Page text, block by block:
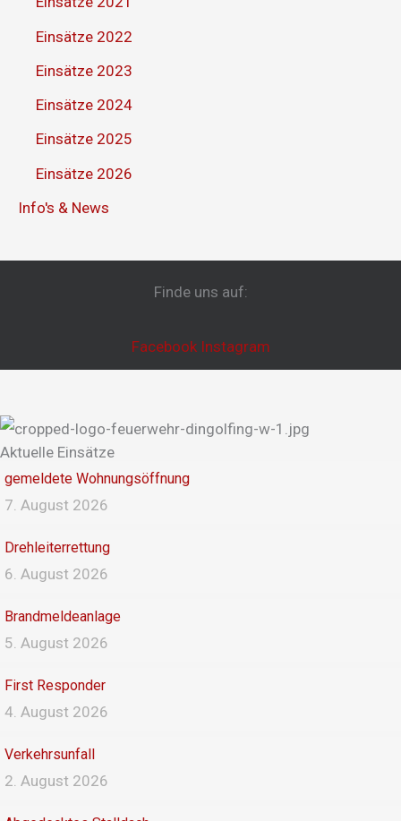
Einsätze 2022
Einsätze 2023
Einsätze 2024
Einsätze 2025
Einsätze 2026
Info's & News
Finde uns auf:
Facebook Instagram
Aktuelle Einsätze
gemeldete Wohnungsöffnung
7. August 2026
Drehleiterrettung
6. August 2026
Brandmeldeanlage
5. August 2026
First Responder
4. August 2026
Verkehrsunfall
2. August 2026